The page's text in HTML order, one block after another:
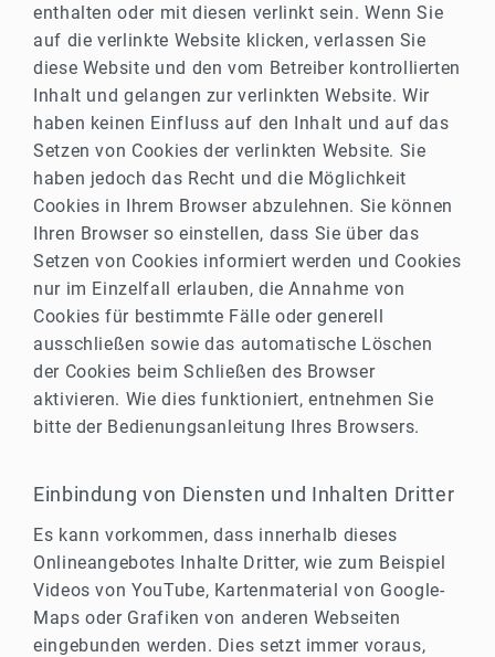
enthalten oder mit diesen verlinkt sein. Wenn Sie
auf die verlinkte Website klicken, verlassen Sie
diese Website und den vom Betreiber kontrollierten
Inhalt und gelangen zur verlinkten Website. Wir
haben keinen Einfluss auf den Inhalt und auf das
Setzen von Cookies der verlinkten Website. Sie
haben jedoch das Recht und die Möglichkeit
Cookies in Ihrem Browser abzulehnen. Sie können
Ihren Browser so einstellen, dass Sie über das
Setzen von Cookies informiert werden und Cookies
nur im Einzelfall erlauben, die Annahme von
Cookies für bestimmte Fälle oder generell
ausschließen sowie das automatische Löschen
der Cookies beim Schließen des Browser
aktivieren. Wie dies funktioniert, entnehmen Sie
bitte der Bedienungsanleitung Ihres Browsers.
Einbindung von Diensten und Inhalten Dritter
Es kann vorkommen, dass innerhalb dieses
Onlineangebotes Inhalte Dritter, wie zum Beispiel
Videos von YouTube, Kartenmaterial von Google-
Maps oder Grafiken von anderen Webseiten
eingebunden werden. Dies setzt immer voraus,